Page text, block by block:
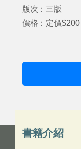
版次：三版
價格：定價$200
書籍介紹